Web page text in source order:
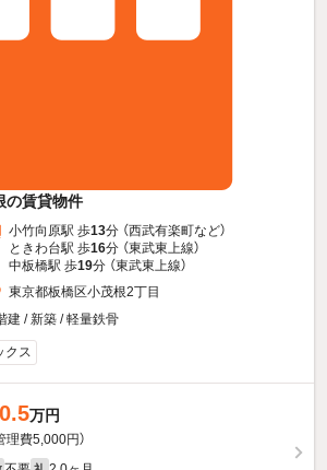
の賃貸物件
小竹向原駅 歩13分 （西武有楽町など）
ときわ台駅 歩16分 （東武東上線）
中板橋駅 歩19分 （東武東上線）
東京都板橋区小茂根2丁目
建 / 新築 / 軽量鉄骨
クス
万円
理費5,000円）